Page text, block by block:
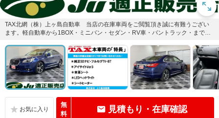
TAX北網（株）上ヶ島自動車 当店の在庫車両をご閲覧頂き誠に有難うござい
ます。軽自動車から1BOX・ミニバン・セダン・RV車・バントラック・まで各
無
料
見積もり・在庫確認